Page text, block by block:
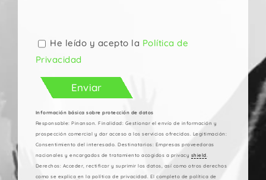
deja
campo
vacío.
He leído y acepto la Política de
Privacidad
Información básica sobre protección de datos
Responsable: Pinanson. Finalidad: Gestionar el envío de información y
prospección comercial y dar acceso a los servicios ofrecidos. Legitimación:
Consentimiento del interesado. Destinatarios: Empresas proveedoras
nacionales y encargados de tratamiento acogidos a privacy shield
Derechos: Acceder, rectificar y suprimir los datos, así como otros derechos
como se explica en la política de privacidad. El completo de política de